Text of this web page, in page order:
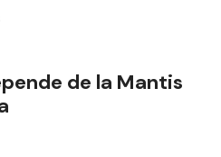
de la Mantis